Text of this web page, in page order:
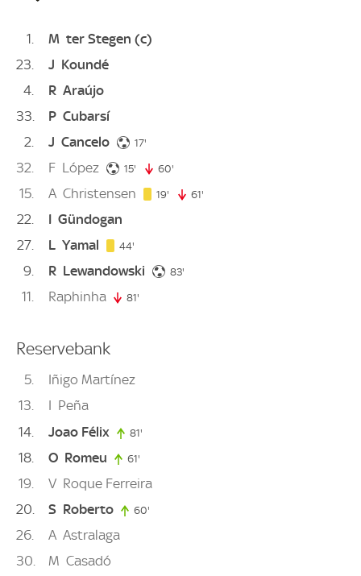
1 M ter Stegen (c)
23
J Koundé
4
R Araújo
33
P Cubarsí
2
J Cancelo 17'
32 F López 15' 15. minute
60'
15 A Christensen 19' 19. minute
61'
22 I Gündogan
27
L Yamal 44'
9 R Lewandowski 83'
11 Raphinha 81'
Reservebank
5
Iñigo Martínez
13
I Peña
14
Joao Félix 81'
18 O Romeu 61'
19 V Roque Ferreira
20
S Roberto 60'
26 A Astralaga
30
M Casadó